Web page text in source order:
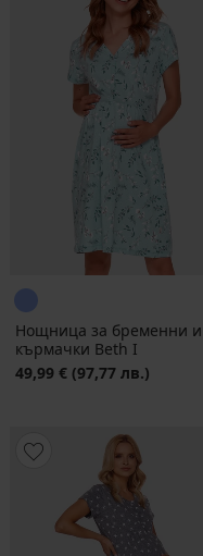
Нощница за бременни и
кърмачки Beth I
49,99 € (97,77 лв.)